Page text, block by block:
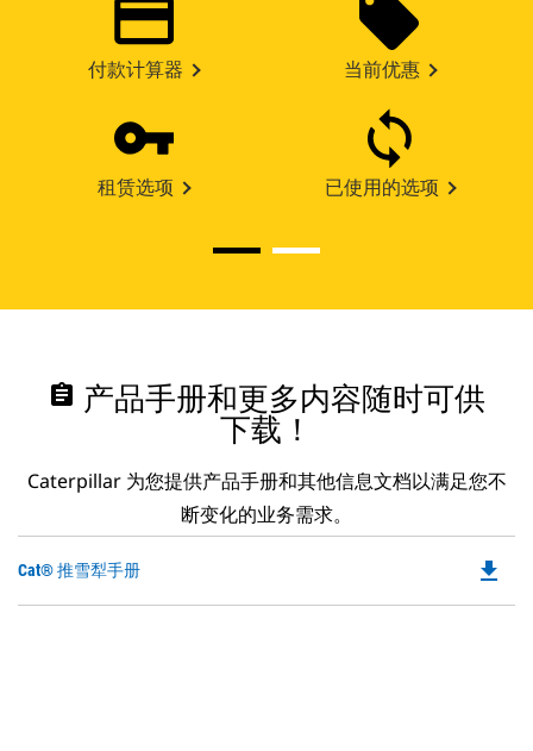
付款计算器 当前优惠
租赁选项 已使用的选项
assignment 产品手册和更多内容随时可供
下载！
Caterpillar 为您提供产品手册和其他信息文档以满足您不
断变化的业务需求。
Cat® 推雪犁手册 file_download